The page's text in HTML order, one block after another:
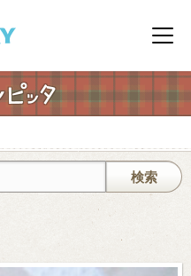
メニ